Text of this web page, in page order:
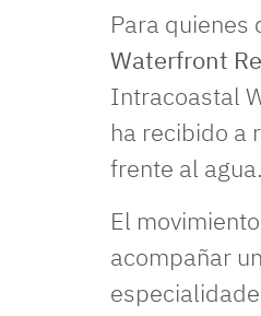
Para
Waterfront
Intracoastal
ha recibido a
frente al agua.
El
acompañar